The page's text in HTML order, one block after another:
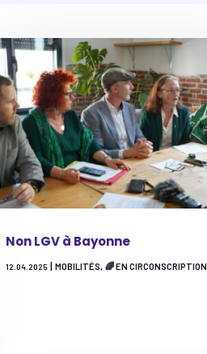
Non LGV à Bayonne
12.04.2025| MOBILITÉS, 🌈 EN CIRCONSCRIPTION